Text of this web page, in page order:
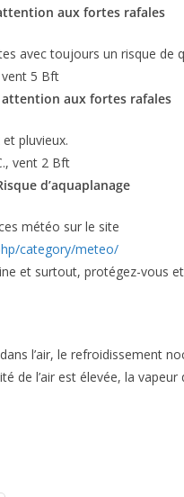
aux fortes rafales
avec toujours un risque de
vent 5 Bft
attention aux fortes rafales
pluvieux.
vent 2 Bft
d’aquaplanage
météo sur le site
category/meteo/
et surtout, protégez-vous
l’air, le refroidissement
de l’air est élevée, la